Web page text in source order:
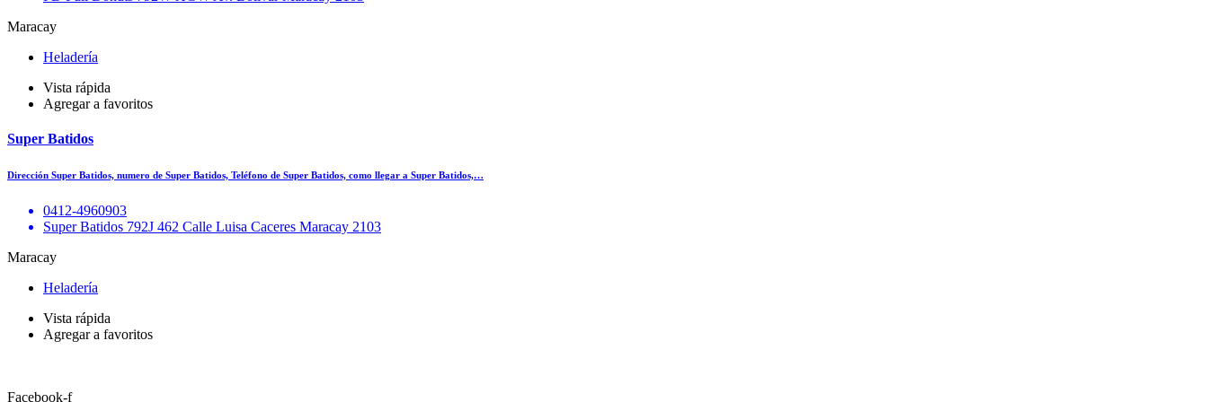
Maracay
Heladería
Vista rápida
Agregar a favoritos
Super Batidos
Dirección Super Batidos, numero de Super Batidos, Teléfono de Super Batidos, como llegar a Super Batidos,…
0412-4960903
Super Batidos 792J 462 Calle Luisa Caceres Maracay 2103
Maracay
Heladería
Vista rápida
Agregar a favoritos
Facebook-f